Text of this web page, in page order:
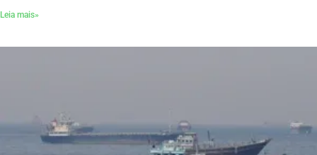
Leia mais»